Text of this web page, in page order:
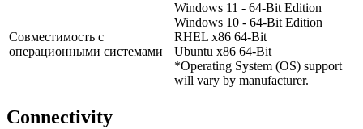
Совместимость с
операционными системами
Windows 11 - 64-Bit Edition
Windows 10 - 64-Bit Edition
RHEL x86 64-Bit
Ubuntu x86 64-Bit
*Operating System (OS) support
will vary by manufacturer.
Connectivity